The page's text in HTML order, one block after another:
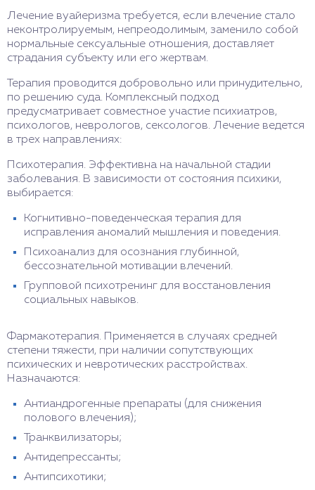
Лечение вуайеризма требуется, если влечение стало
неконтролируемым, непреодолимым, заменило собой
нормальные сексуальные отношения, доставляет
страдания субъекту или его жертвам.
Терапия проводится добровольно или принудительно,
по решению суда. Комплексный подход
предусматривает совместное участие психиатров,
психологов, неврологов, сексологов. Лечение ведется
в трех направлениях:
Психотерапия. Эффективна на начальной стадии
заболевания. В зависимости от состояния психики,
выбирается:
Когнитивно-поведенческая терапия для
исправления аномалий мышления и поведения.
Психоанализ для осознания глубинной,
бессознательной мотивации влечений.
Групповой психотренинг для восстановления
социальных навыков.
Фармакотерапия. Применяется в случаях средней
степени тяжести, при наличии сопутствующих
психических и невротических расстройствах.
Назначаются:
Антиандрогенные препараты (для снижения
полового влечения);
Транквилизаторы;
Антидепрессанты;
Антипсихотики;